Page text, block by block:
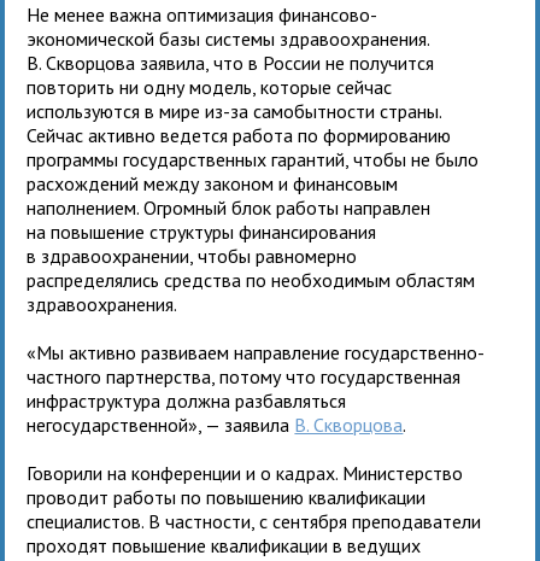
Не менее важна оптимизация финансово-
экономической базы системы здравоохранения.
В. Скворцова заявила, что в России не получится
повторить ни одну модель, которые сейчас
используются в мире из-за самобытности страны.
Сейчас активно ведется работа по формированию
программы государственных гарантий, чтобы не было
расхождений между законом и финансовым
наполнением. Огромный блок работы направлен
на повышение структуры финансирования
в здравоохранении, чтобы равномерно
распределялись средства по необходимым областям
здравоохранения.
«Мы активно развиваем направление государственно-
частного партнерства, потому что государственная
инфраструктура должна разбавляться
негосударственной», — заявила В. Скворцова.
Говорили на конференции и о кадрах. Министерство
проводит работы по повышению квалификации
специалистов. В частности, с сентября преподаватели
проходят повышение квалификации в ведущих